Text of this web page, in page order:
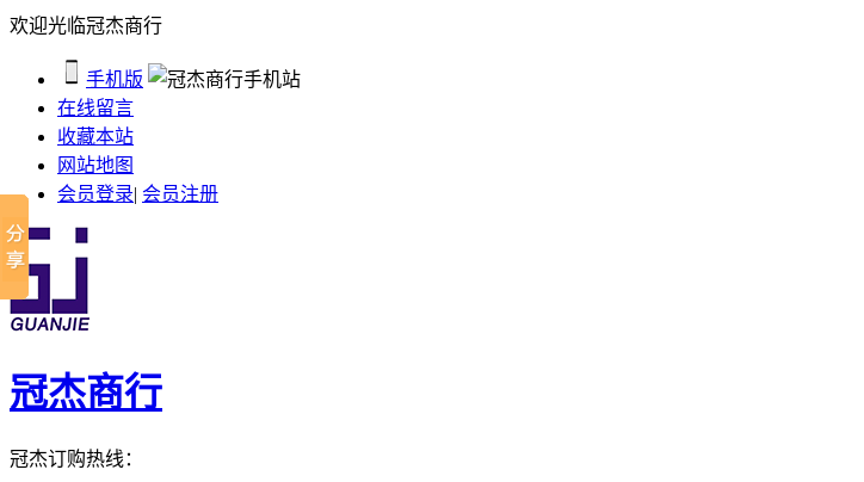
欢迎光临冠杰商行
手机版
在线留言
收藏本站
网站地图
会员登录| 会员注册
冠杰商行
冠杰订购热线：